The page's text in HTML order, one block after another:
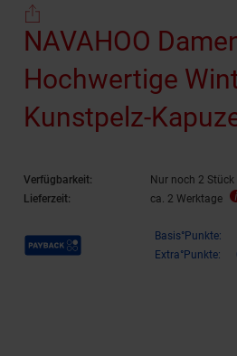
NAVAHOO
Hochwertige
Kunstpelz-
Verfügbarkeit:
Nur noch 2
Lieferzeit:
ca. 2 Werktage
Payback Punkte Basis°Punkte:
Extra°Punkte: